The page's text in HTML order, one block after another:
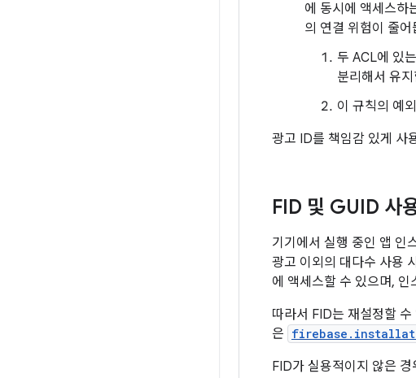
에 동시에 액세스하
의 연결 위험이 줄
두 ACL에 있
분리해서 유
이 규칙의 예
광고 ID를 책임감 있게 사
FID 및 GUID 사
기기에서 실행 중인 앱 인
광고 이외의 대다수 사용
에 액세스할 수 있으며,
따라서 FID는 재설정할
은
FID가 실용적이지 않은